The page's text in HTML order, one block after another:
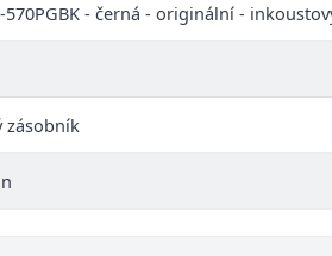
570PGBK - černá - originální -
zásobník